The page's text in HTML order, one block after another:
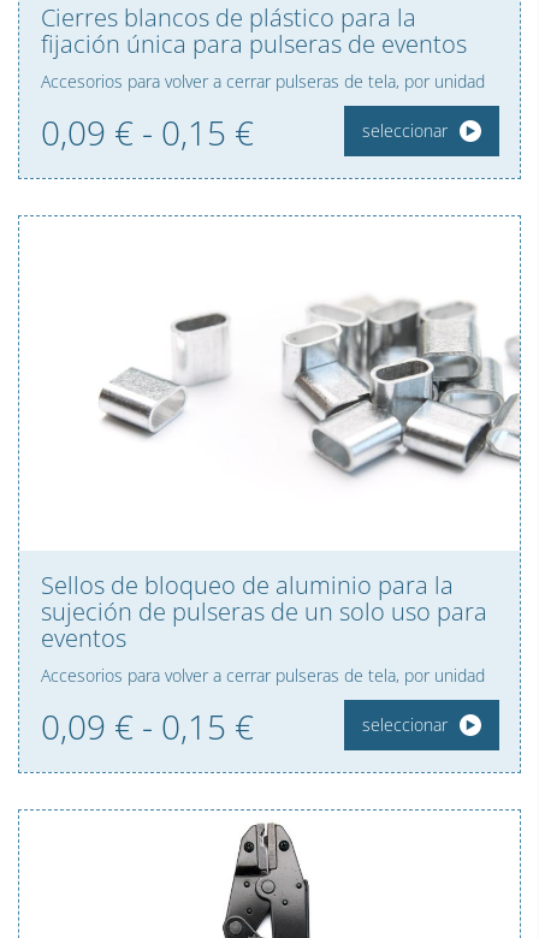
Cierres blancos de plástico para la
fijación única para pulseras de eventos
Accesorios para volver a cerrar pulseras de tela, por unidad
0,09 € - 0,15 € seleccionar
Sellos de bloqueo de aluminio para la
sujeción de pulseras de un solo uso para
eventos
Accesorios para volver a cerrar pulseras de tela, por unidad
0,09 € - 0,15 € seleccionar